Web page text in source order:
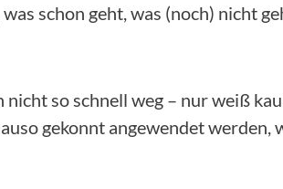
schon geht, was (noch) nicht
so schnell weg – nur weiß
gekonnt angewendet werden,